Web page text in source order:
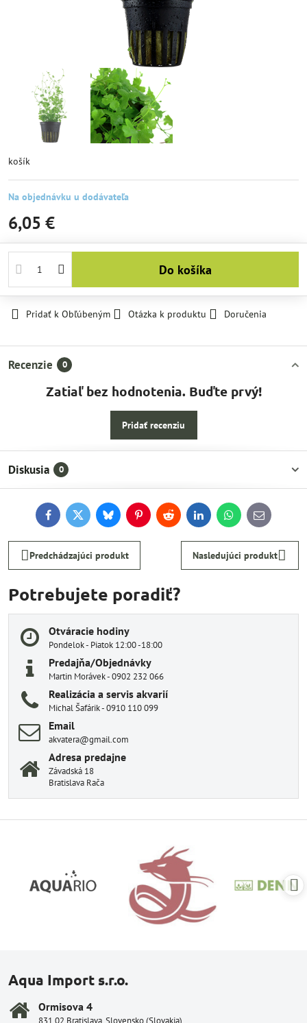
košík
Na objednávku u dodávateľa
6,05 €
Do košíka
Pridať k Obľúbeným Otázka k produktu Doručenia
Recenzie 0
Zatiaľ bez hodnotenia. Buďte prvý!
Pridať recenziu
Diskusia 0
FacebookTwitterBlueskyPinterestReddit LinkedInWhatsApp
E-
mail
Predchádzajúci produkt Nasledujúci produkt
Potrebujete poradiť?
Otváracie hodiny
Pondelok - Piatok 12:00 -18:00
Predajňa/Objednávky
Martin Morávek - 0902 232 066
Realizácia a servis akvarií
Michal Šafárik - 0910 110 099
Email
akvatera@gmail.com
Adresa predajne
Závadská 18
Bratislava Rača
Aqua Import s.r.o.
Ormisova 4
831 02 Bratislava, Slovensko (Slovakia)